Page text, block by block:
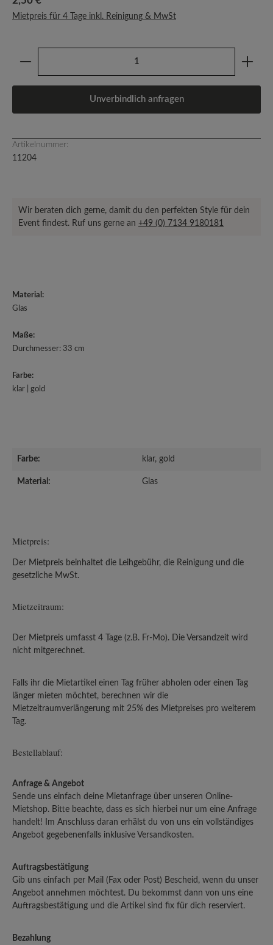
Mietpreis für 4 Tage inkl. Reinigung & MwSt
Produkt Anzahl: Gib den gewünschten Wert ein
Unverbindlich anfragen
Artikelnummer:
11204
Wir beraten dich gerne, damit du den perfekten Style für dein
Event findest. Ruf uns gerne an +49 (0) 7134 9180181
Material:
Glas
Maße:
Durchmesser: 33 cm
Farbe:
klar | gold
Farbe: klar, gold
Material: Glas
Mietpreis:
Der Mietpreis beinhaltet die Leihgebühr, die Reinigung und die
gesetzliche MwSt.
Mietzeitraum:
Der Mietpreis umfasst 4 Tage (z.B. Fr-Mo). Die Versandzeit wird
nicht mitgerechnet.
Falls ihr die Mietartikel einen Tag früher abholen oder einen Tag
länger mieten möchtet, berechnen wir die
Mietzeitraumverlängerung mit 25% des Mietpreises pro weiterem
Tag.
Bestellablauf:
Anfrage & Angebot
Sende uns einfach deine Mietanfrage über unseren Online-
Mietshop. Bitte beachte, dass es sich hierbei nur um eine Anfrage
handelt! Im Anschluss daran erhälst du von uns ein vollständiges
Angebot gegebenenfalls inklusive Versandkosten.
Auftragsbestätigung
Gib uns einfach per Mail (Fax oder Post) Bescheid, wenn du unser
Angebot annehmen möchtest. Du bekommst dann von uns eine
Auftragsbestätigung und die Artikel sind fix für dich reserviert.
Bezahlung